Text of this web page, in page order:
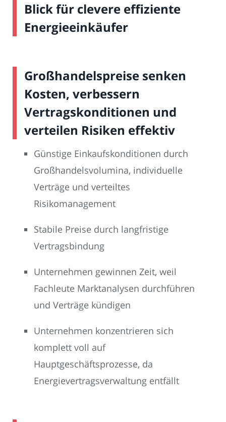
Blick für clevere effiziente
Energieeinkäufer
Großhandelspreise senken
Kosten, verbessern
Vertragskonditionen und
verteilen Risiken effektiv
Günstige Einkaufskonditionen durch
Großhandelsvolumina, individuelle
Verträge und verteiltes
Risikomanagement
Stabile Preise durch langfristige
Vertragsbindung
Unternehmen gewinnen Zeit, weil
Fachleute Marktanalysen durchführen
und Verträge kündigen
Unternehmen konzentrieren sich
komplett voll auf
Hauptgeschäftsprozesse, da
Energievertragsverwaltung entfällt